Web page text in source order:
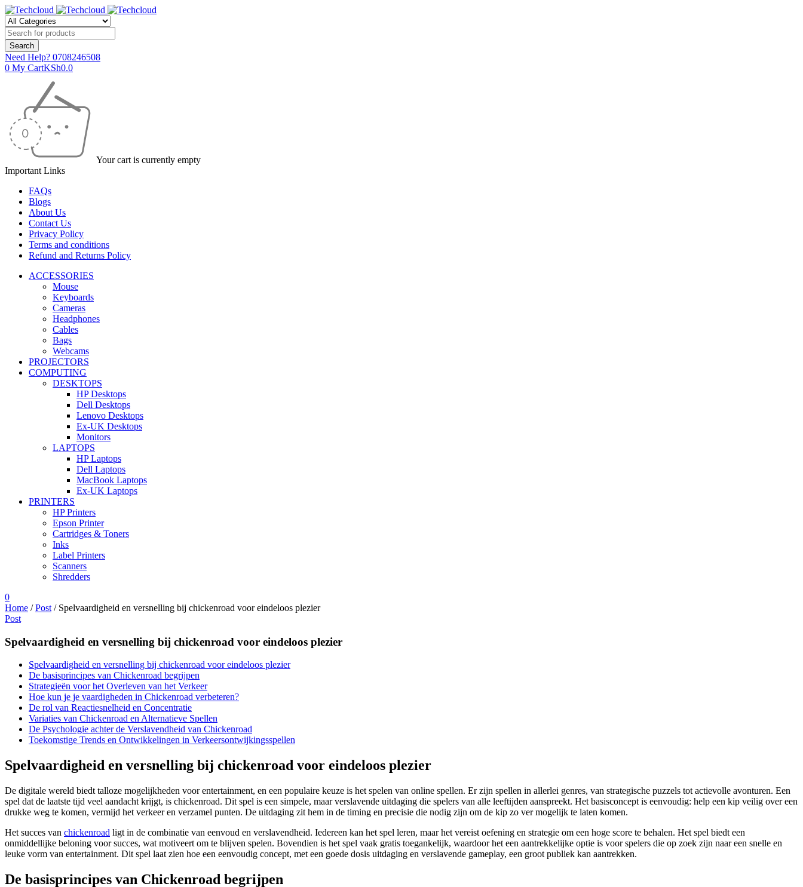
Need Help? 0708246508
0 My CartKSh0.0
Your cart is currently empty
Important Links
FAQs
Blogs
About Us
Contact Us
Privacy Policy
Terms and conditions
Refund and Returns Policy
ACCESSORIES
Mouse
Keyboards
Cameras
Headphones
Cables
Bags
Webcams
PROJECTORS
COMPUTING
DESKTOPS
HP Desktops
Dell Desktops
Lenovo Desktops
Ex-UK Desktops
Monitors
LAPTOPS
HP Laptops
Dell Laptops
MacBook Laptops
Ex-UK Laptops
PRINTERS
HP Printers
Epson Printer
Cartridges & Toners
Inks
Label Printers
Scanners
Shredders
0
Home / Post / Spelvaardigheid en versnelling bij chickenroad voor eindeloos plezier
Post
Spelvaardigheid en versnelling bij chickenroad voor eindeloos plezier
Spelvaardigheid en versnelling bij chickenroad voor eindeloos plezier
De basisprincipes van Chickenroad begrijpen
Strategieën voor het Overleven van het Verkeer
Hoe kun je je vaardigheden in Chickenroad verbeteren?
De rol van Reactiesnelheid en Concentratie
Variaties van Chickenroad en Alternatieve Spellen
De Psychologie achter de Verslavendheid van Chickenroad
Toekomstige Trends en Ontwikkelingen in Verkeersontwijkingsspellen
Spelvaardigheid en versnelling bij chickenroad voor eindeloos plezier
De digitale wereld biedt talloze mogelijkheden voor entertainment, en een populaire keuze is het spelen van online spellen. Er zijn spellen in allerlei genres, van strategische puzzels tot actievolle avonturen. Een
spel dat de laatste tijd veel aandacht krijgt, is chickenroad. Dit spel is een simpele, maar verslavende uitdaging die spelers van alle leeftijden aanspreekt. Het basisconcept is eenvoudig: help een kip veilig over een
drukke weg te komen, vermijd het verkeer en verzamel punten. De uitdaging zit hem in de timing en precisie die nodig zijn om de kip zo ver mogelijk te laten komen.
Het succes van chickenroad ligt in de combinatie van eenvoud en verslavendheid. Iedereen kan het spel leren, maar het vereist oefening en strategie om een hoge score te behalen. Het spel biedt een
onmiddellijke beloning voor succes, wat motiveert om te blijven spelen. Bovendien is het spel vaak gratis toegankelijk, waardoor het een aantrekkelijke optie is voor spelers die op zoek zijn naar een snelle en
leuke vorm van entertainment. Dit spel laat zien hoe een eenvoudig concept, met een goede dosis uitdaging en verslavende gameplay, een groot publiek kan aantrekken.
De basisprincipes van Chickenroad begrijpen